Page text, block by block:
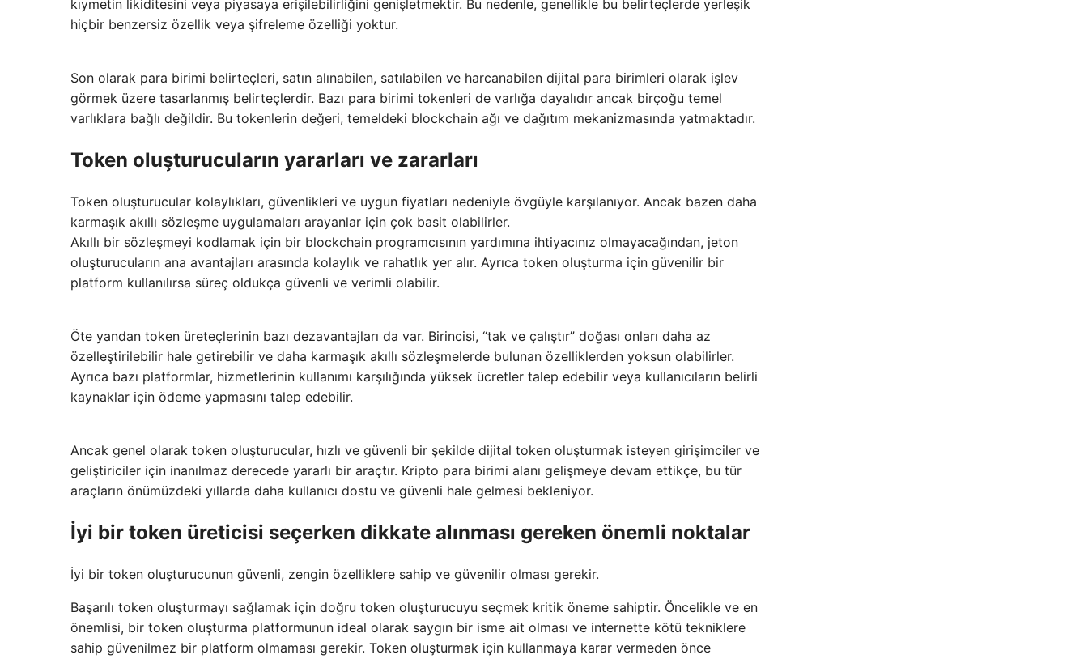
kıymetin likiditesini veya piyasaya erişilebilirliğini genişletmektir. Bu nedenle, genellikle bu belirteçlerde yerleşik
hiçbir benzersiz özellik veya şifreleme özelliği yoktur.
Son olarak para birimi belirteçleri, satın alınabilen, satılabilen ve harcanabilen dijital para birimleri olarak işlev
görmek üzere tasarlanmış belirteçlerdir. Bazı para birimi tokenleri de varlığa dayalıdır ancak birçoğu temel
varlıklara bağlı değildir. Bu tokenlerin değeri, temeldeki blockchain ağı ve dağıtım mekanizmasında yatmaktadır.
Token oluşturucuların yararları ve zararları
Token oluşturucular kolaylıkları, güvenlikleri ve uygun fiyatları nedeniyle övgüyle karşılanıyor. Ancak bazen daha
karmaşık akıllı sözleşme uygulamaları arayanlar için çok basit olabilirler.
Akıllı bir sözleşmeyi kodlamak için bir blockchain programcısının yardımına ihtiyacınız olmayacağından, jeton
oluşturucuların ana avantajları arasında kolaylık ve rahatlık yer alır. Ayrıca token oluşturma için güvenilir bir
platform kullanılırsa süreç oldukça güvenli ve verimli olabilir.
Öte yandan token üreteçlerinin bazı dezavantajları da var. Birincisi, “tak ve çalıştır” doğası onları daha az
özelleştirilebilir hale getirebilir ve daha karmaşık akıllı sözleşmelerde bulunan özelliklerden yoksun olabilirler.
Ayrıca bazı platformlar, hizmetlerinin kullanımı karşılığında yüksek ücretler talep edebilir veya kullanıcıların belirli
kaynaklar için ödeme yapmasını talep edebilir.
Ancak genel olarak token oluşturucular, hızlı ve güvenli bir şekilde dijital token oluşturmak isteyen girişimciler ve
geliştiriciler için inanılmaz derecede yararlı bir araçtır. Kripto para birimi alanı gelişmeye devam ettikçe, bu tür
araçların önümüzdeki yıllarda daha kullanıcı dostu ve güvenli hale gelmesi bekleniyor.
İyi bir token üreticisi seçerken dikkate alınması gereken önemli noktalar
İyi bir token oluşturucunun güvenli, zengin özelliklere sahip ve güvenilir olması gerekir.
Başarılı token oluşturmayı sağlamak için doğru token oluşturucuyu seçmek kritik öneme sahiptir. Öncelikle ve en
önemlisi, bir token oluşturma platformunun ideal olarak saygın bir isme ait olması ve internette kötü tekniklere
sahip güvenilmez bir platform olmaması gerekir. Token oluşturmak için kullanmaya karar vermeden önce